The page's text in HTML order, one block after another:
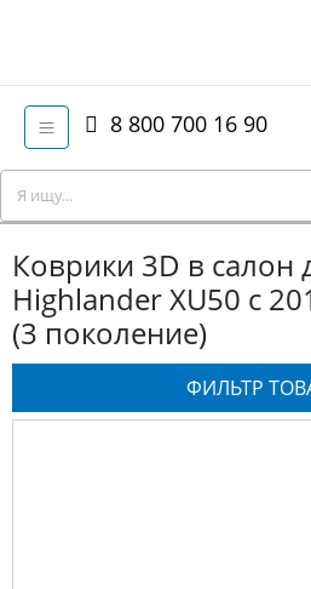
8 800 700 16 90
Коврики 3D в салон
Highlander XU50 с
(3 поколение)
ФИЛЬТР